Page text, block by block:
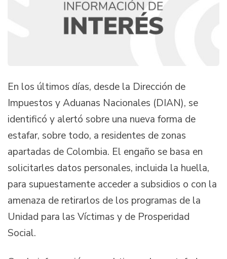
En los últimos días, desde la Dirección de
Impuestos y Aduanas Nacionales (DIAN), se
identificó y alertó sobre una nueva forma de
estafar, sobre todo, a residentes de zonas
apartadas de Colombia. El engaño se basa en
solicitarles datos personales, incluida la huella,
para supuestamente acceder a subsidios o con la
amenaza de retirarlos de los programas de la
Unidad para las Víctimas y de Prosperidad
Social.